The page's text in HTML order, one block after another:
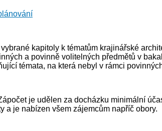
kapitoly k tématům krajinářské
a povinně volitelných předmětů v
témata, na která nebyl v rámci
je udělen za docházku minimální
a je nabízen všem zájemcům napříč obory.